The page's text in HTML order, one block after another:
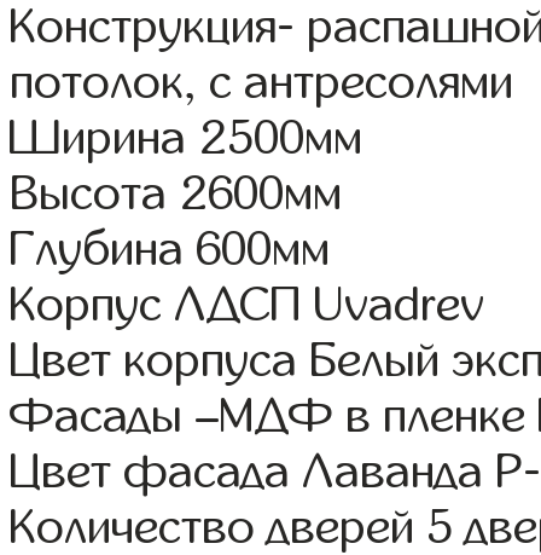
Конструкция-
потолок, с антресолями
Ширина 2500мм
Высота 2600мм
Глубина 600мм
Корпус ЛДСП Uvadrev
Цвет корпуса Белый
Фасады –МДФ в пленке
Цвет фасада Лаванда
Количество дверей 5